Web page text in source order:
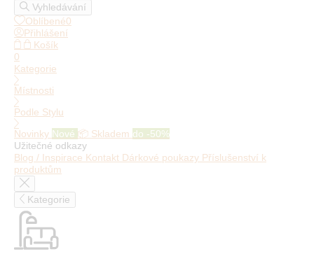
Vyhledávání
Oblíbené0
Přihlášení
Košík
0
Kategorie
Místnosti
Podle Stylu
Novinky Nové 📦 Skladem do -50%
Užitečné odkazy
Blog / Inspirace Kontakt Dárkové poukazy Příslušenství k
produktům
Kategorie